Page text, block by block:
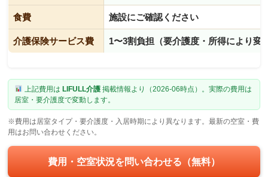
食費 施設にご確認ください
介護保険サービス費 1〜3割負担（要介護度・所得により変
上記費用は LIFULL介護掲載情報より（2026-06時点）。実際の費用は
居室・要介護度で変動します。
※費用は居室タイプ・要介護度・入居時期により異なります。最新の空室・費
用はお問い合わせください。
費用・空室状況を問い合わせる（無料）